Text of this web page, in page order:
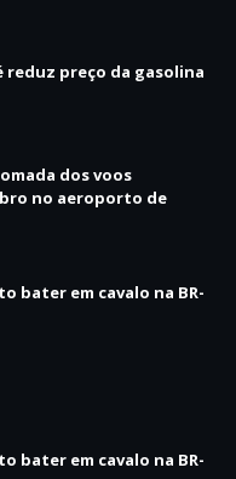
reduz preço da gasolina
dos voos
no aeroporto de
bater em cavalo na BR-
bater em cavalo na BR-